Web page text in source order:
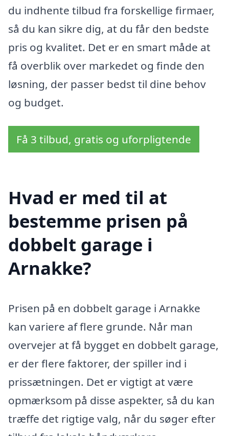
du indhente tilbud fra forskellige firmaer,
så du kan sikre dig, at du får den bedste
pris og kvalitet. Det er en smart måde at
få overblik over markedet og finde den
løsning, der passer bedst til dine behov
og budget.
Få 3 tilbud, gratis og uforpligtende
Hvad er med til at
bestemme prisen på
dobbelt garage i
Arnakke?
Prisen på en dobbelt garage i Arnakke
kan variere af flere grunde. Når man
overvejer at få bygget en dobbelt garage,
er der flere faktorer, der spiller ind i
prissætningen. Det er vigtigt at være
opmærksom på disse aspekter, så du kan
træffe det rigtige valg, når du søger efter